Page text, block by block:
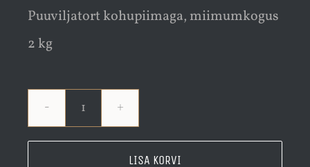
Puuviljatort kohupiimaga, miimumkogus
2 kg
2
LISA KORVI